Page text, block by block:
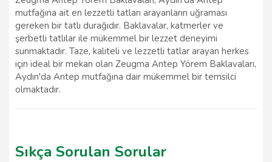
mutfağına ait en lezzetli tatları arayanların uğraması
gereken bir tatlı durağıdır. Baklavalar, katmerler ve
şerbetli tatlılar ile mükemmel bir lezzet deneyimi
sunmaktadır. Taze, kaliteli ve lezzetli tatlar arayan herkes
için ideal bir mekan olan Zeugma Antep Yörem Baklavaları,
Aydın'da Antep mutfağına dair mükemmel bir temsilci
olmaktadır.
Sıkça Sorulan Sorular